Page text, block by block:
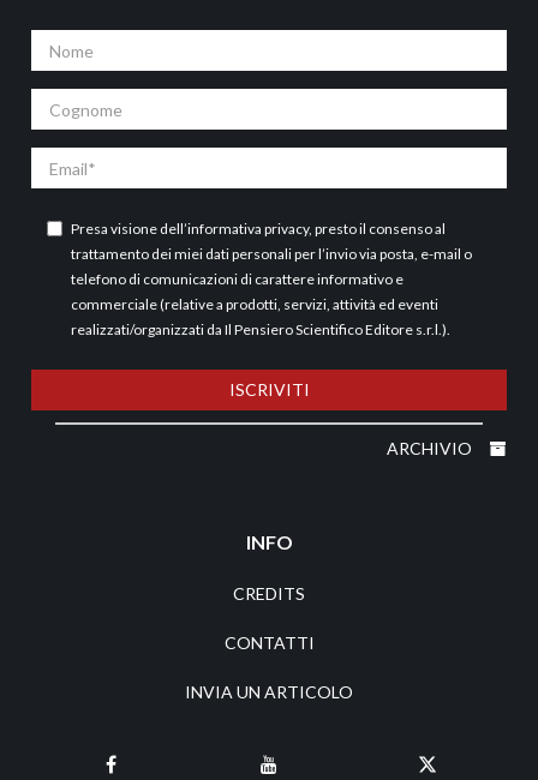
Presa visione dell’informativa privacy, presto il consenso al
trattamento dei miei dati personali per l’invio via posta, e-mail o
telefono di comunicazioni di carattere informativo e
commerciale (relative a prodotti, servizi, attività ed eventi
realizzati/organizzati da Il Pensiero Scientifico Editore s.r.l.).
ISCRIVITI
ARCHIVIO
INFO
CREDITS
CONTATTI
INVIA UN ARTICOLO